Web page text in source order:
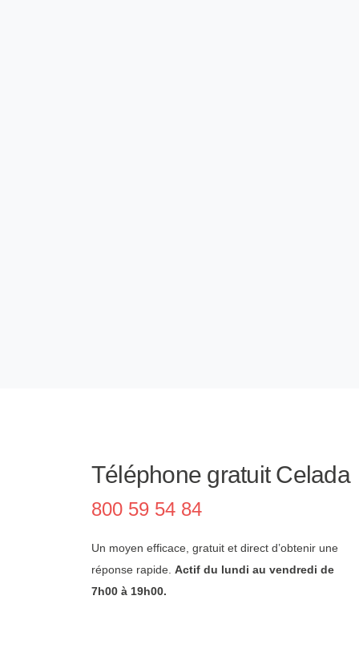
Téléphone gratuit Celada
800 59 54 84
Un moyen efficace, gratuit et direct d’obtenir une
réponse rapide.Actif du lundi au vendredi de
7h00 à 19h00.